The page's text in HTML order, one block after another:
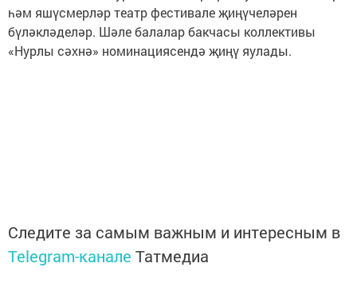
һәм яшүсмерләр театр фестивале җиңүчеләрен
бүләкләделәр. Шәле балалар бакчасы коллективы
«Нурлы сәхнә» номинациясендә җиңү яулады.
Следите за самым важным и интересным в
Telegram-канале Татмедиа